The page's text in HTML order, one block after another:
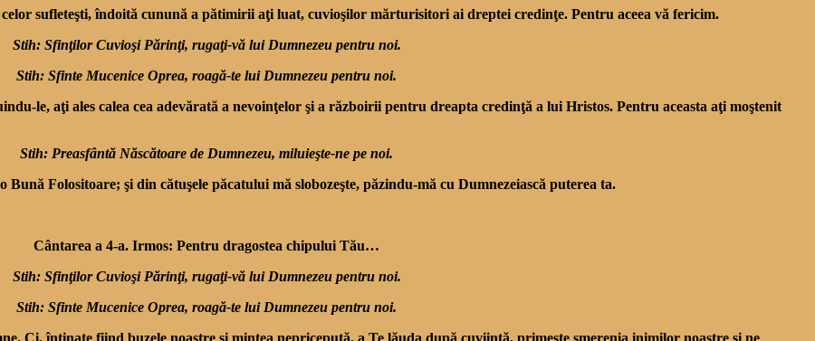
sufleteşti, îndoită cunună a pătimirii aţi luat, cuvioşilor mărturisitori ai drep­tei credinţe. Pentru aceea vă fericim.
Stih: Sfinţilor Cuvioşi Părinţi, rugaţi-vă lui Dumnezeu pentru noi.
Stih: Sfinte Mucenice Oprea, roagă-te lui Dumnezeu pentru noi.
le, aţi ales calea cea adevărată a nevoinţelor şi a războirii pentru dreapta credinţă a lui Hristos. Pentru aceasta aţi moştenit
Stih: Preasfântă Născătoare de Dumnezeu, miluieşte-ne pe noi.
Bună Folositoare; şi din cătuşele păcatului mă slobozeşte, păzindu-mă cu Dumnezeiască puterea ta.
Cântarea a 4-a. Irmos: Pentru dragostea chipului Tău…
Stih: Sfinţilor Cuvioşi Părinţi, rugaţi-vă lui Dumnezeu pentru noi.
Stih: Sfinte Mucenice Oprea, roagă-te lui Dumnezeu pentru noi.
Ci, întinate fi­ind buzele noastre şi mintea nepricepută, a Te lăuda după cuviinţă, primeşte smerenia ini­milor noastre şi ne